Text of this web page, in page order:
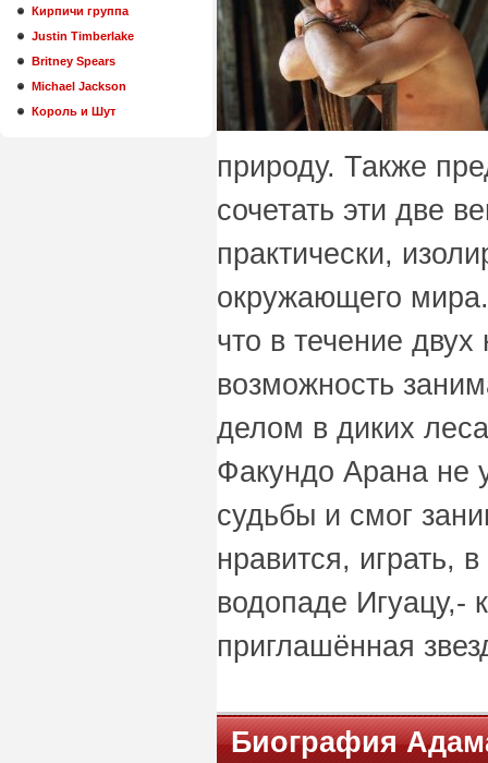
Кирпичи группа
Justin Timberlake
Britney Spears
Michael Jackson
Король и Шут
природу. Также
сочетать эти две
практически,
окружающего
что в течение
возможность
делом в диких
Факундо Арана не
судьбы и смог
нравится, играть,
водопаде Игуацу,-
приглашённая
Биография